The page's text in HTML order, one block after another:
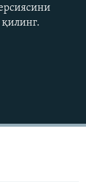
1080p